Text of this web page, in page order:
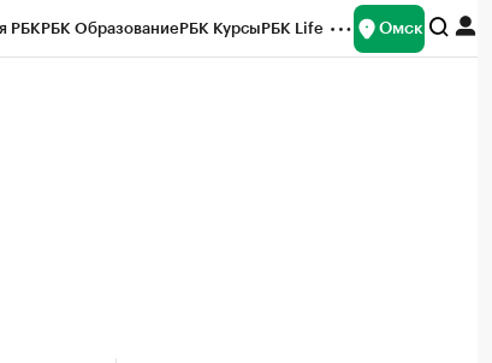
РБКРБК ОбразованиеРБК КурсыРБК Life Омск